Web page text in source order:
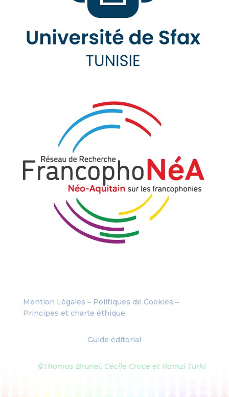
Mention Légales – Politiques de Cookies –
Principes et charte éthique
Guide éditorial
©Thomas Brunel, Cécile Croce et Ramzi Turki